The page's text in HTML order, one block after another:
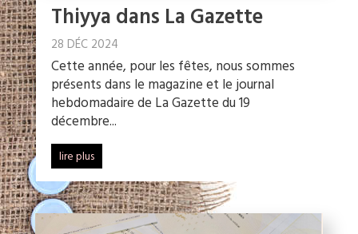
Thiyya dans La Gazette
28 DÉC 2024
Cette année, pour les fêtes, nous sommes
présents dans le magazine et le journal
hebdomadaire de La Gazette du 19
décembre...
lire plus